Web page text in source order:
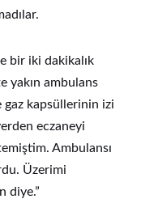
bir iki dakikalık
yakın ambulans
gaz kapsüllerinin izi
eczaneyi
Ambulansı
Üzerimi
diye.”